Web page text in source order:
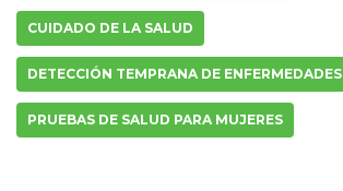
CUIDADO DE LA SALUD
DETECCIÓN TEMPRANA DE ENFERMEDADES
PRUEBAS DE SALUD PARA MUJERES